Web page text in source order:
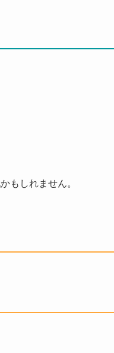
もしれません。